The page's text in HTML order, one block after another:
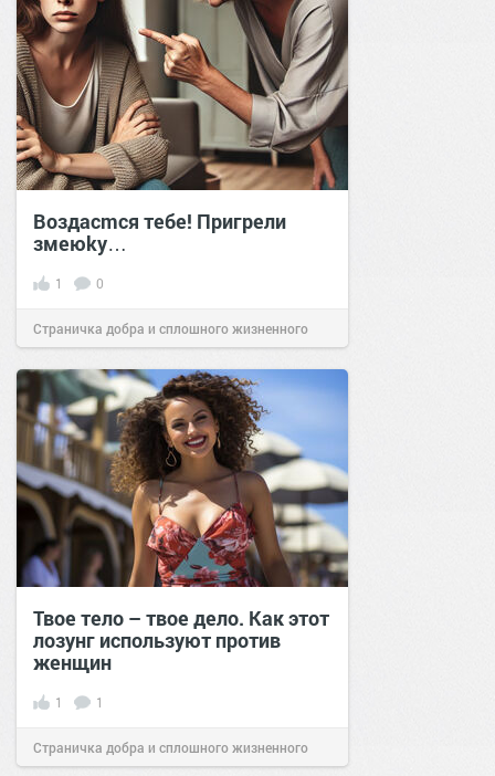
Воздасmся тебе! Пригрели
змеюkу…
1 0
Страничка добра и сплошного жизненного
позитива!17:4011 мар 2025
Твое тело – твое дело. Как этот
лозунг используют против
женщин
1 1
Страничка добра и сплошного жизненного